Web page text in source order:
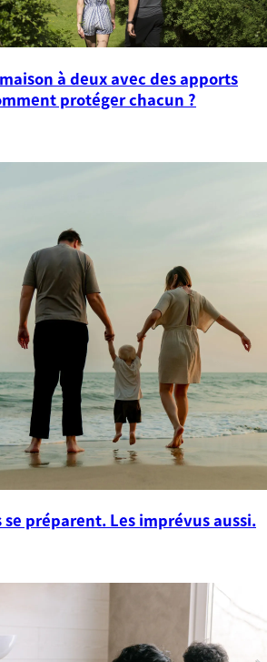
à deux avec des apports
protéger chacun ?
se préparent. Les imprévus aussi.